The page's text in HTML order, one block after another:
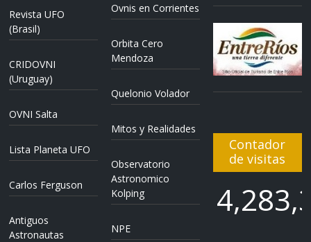
Revista UFO
(Brasil)
CRIDOVNI
(Uruguay)
OVNI Salta
Lista Planeta UFO
Carlos Ferguson
Antiguos
Astronautas
Ovnis en Corrientes
Orbita Cero
Mendoza
Quelonio Volador
Mitos y Realidades
Observatorio
Astronomico
Kolping
NPE
Contador
de visitas